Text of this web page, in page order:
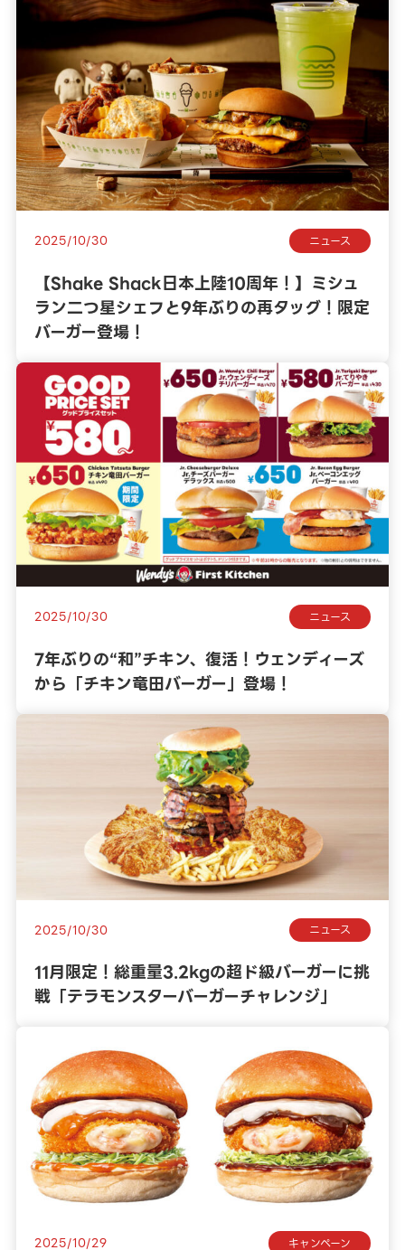
2025/10/30 ニュース
【Shake Shack日本上陸10周年！】ミシュ
ラン二つ星シェフと9年ぶりの再タッグ！限定
バーガー登場！
2025/10/30 ニュース
7年ぶりの“和”チキン、復活！ウェンディーズ
から「チキン竜田バーガー」登場！
2025/10/30 ニュース
11月限定！総重量3.2kgの超ド級バーガーに挑
戦「テラモンスターバーガーチャレンジ」
2025/10/29 キャンペーン